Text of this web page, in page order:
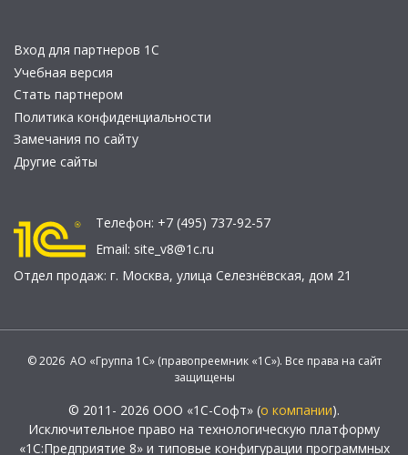
Вход для партнеров 1С
Учебная версия
Стать партнером
Политика конфиденциальности
Замечания по сайту
Другие сайты
Телефон: +7 (495) 737-92-57
Email: site_v8@1c.ru
Отдел продаж: г. Москва, улица Селезнёвская, дом 21
© 2026 АО «Группа 1С» (правопреемник «1С»). Все права на сайт
защищены
© 2011- 2026 ООО «1С-Софт» (о компании).
Исключительное право на технологическую платформу
«1С:Предприятие 8» и типовые конфигурации программных